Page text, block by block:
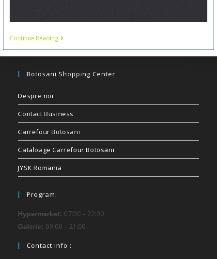
Continue Reading
Botosani Shopping Center
Despre noi
Contact Business
Carrefour Botosani
Cataloage Carrefour Botosani
JYSK Romania
Program:
Hypermarket: 07:00 - 22:00
Galerie: 09:00 - 21:00
Contact Info :